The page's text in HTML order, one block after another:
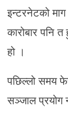
इन्टरनेटको माग
कारोबार पनि
हो ।
पछिल्लो समय
सञ्जाल प्रयोग